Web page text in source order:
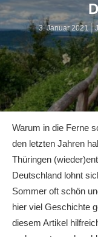
3. Januar 2021
Warum in die Ferne
den letzten Jahren
Thüringen
Deutschland lohnt
Sommer oft schön
hier viel Geschichte
diesem Artikel